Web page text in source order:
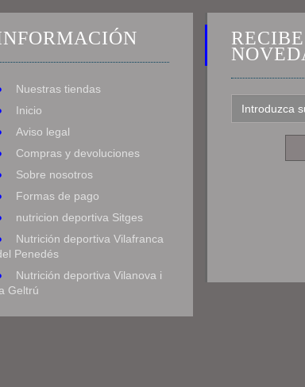
Nuestras tiendas
Inicio
Aviso legal
Compras y devoluciones
Sobre nosotros
Formas de pago
nutricion deportiva Sitges
Nutrición deportiva Vilafranca
Penedés
Nutrición deportiva Vilanova i
Geltrú